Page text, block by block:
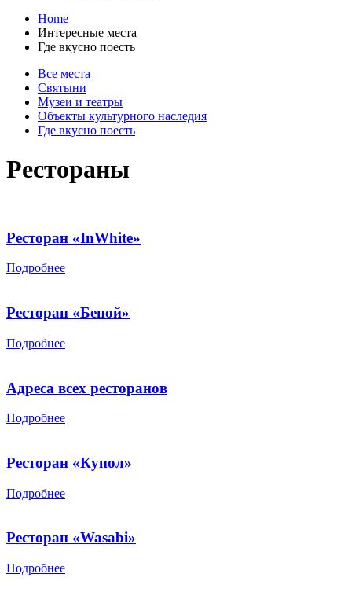
Home
Интересные места
Где вкусно поесть
Все места
Святыни
Музеи и театры
Объекты культурного наследия
Где вкусно поесть
Рестораны
Ресторан «InWhite»
Подробнее
Ресторан «Беной»
Подробнее
Адреса всех ресторанов
Подробнее
Ресторан «Купол»
Подробнее
Ресторан «Wasabi»
Подробнее